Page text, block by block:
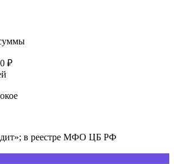
₽
в реестре МФО ЦБ РФ